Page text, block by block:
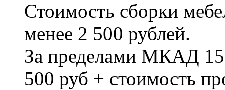
Стоимость сборки
менее 2 500 рублей.
За пределами МКАД
500 руб + стоимость